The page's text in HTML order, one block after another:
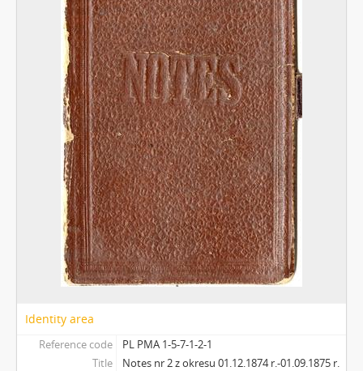
Identity area
Reference code
PL PMA 1-5-7-1-2-1
Title
Notes nr 2 z okresu 01.12.1874 r.-01.09.1875 r.